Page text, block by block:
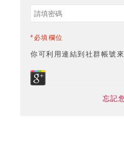
*必填欄位
你可利用連結到社群帳號
忘記